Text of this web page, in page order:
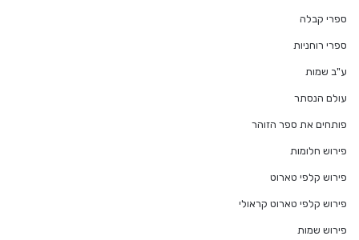
ספרי קבלה
ספרי רוחניות
ע"ב שמות
עולם הנסתר
פותחים את ספר הזוהר
פירוש חלומות
פירוש קלפי טארוט
פירוש קלפי טארוט קראולי
פירוש שמות